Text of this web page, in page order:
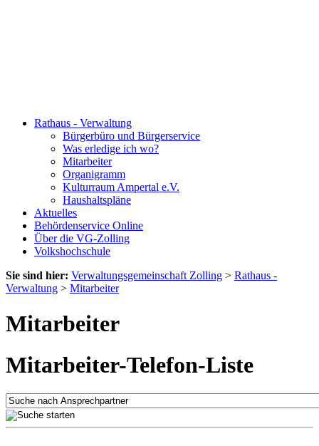
Rathaus - Verwaltung
Bürgerbüro und Bürgerservice
Was erledige ich wo?
Mitarbeiter
Organigramm
Kulturraum Ampertal e.V.
Haushaltspläne
Aktuelles
Behördenservice Online
Über die VG-Zolling
Volkshochschule
Sie sind hier: Verwaltungsgemeinschaft Zolling > Rathaus -
Verwaltung > Mitarbeiter
Mitarbeiter
Mitarbeiter-Telefon-Liste